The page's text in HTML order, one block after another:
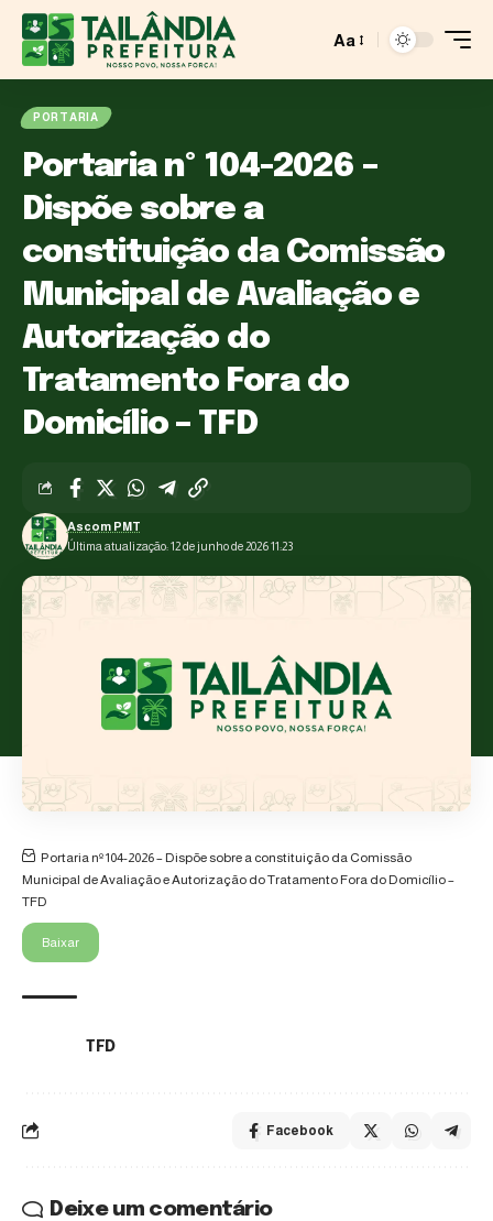
Aa
PORTARIA
Portaria nº 104-2026 –
Dispõe sobre a
constituição da Comissão
Municipal de Avaliação e
Autorização do
Tratamento Fora do
Domicílio – TFD
Última atualização: 12 de junho de 2026 11:23
Ascom PMT
Portaria nº 104-2026 – Dispõe sobre a constituição da Comissão
Municipal de Avaliação e Autorização do Tratamento Fora do Domicílio –
TFD
Baixar
TFD
Facebook
Deixe um comentário